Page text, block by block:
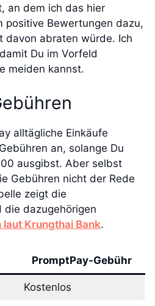
an dem ich das hier
positive Bewertungen dazu,
davon abraten würde. Ich
Du im Vorfeld
meiden kannst.
alltägliche Einkäufe
an, solange Du
ausgibst. Aber selbst
Gebühren nicht der Rede
zeigt die
die dazugehörigen
Krungthai Bank.
PromptPay-Gebühr
Kostenlos